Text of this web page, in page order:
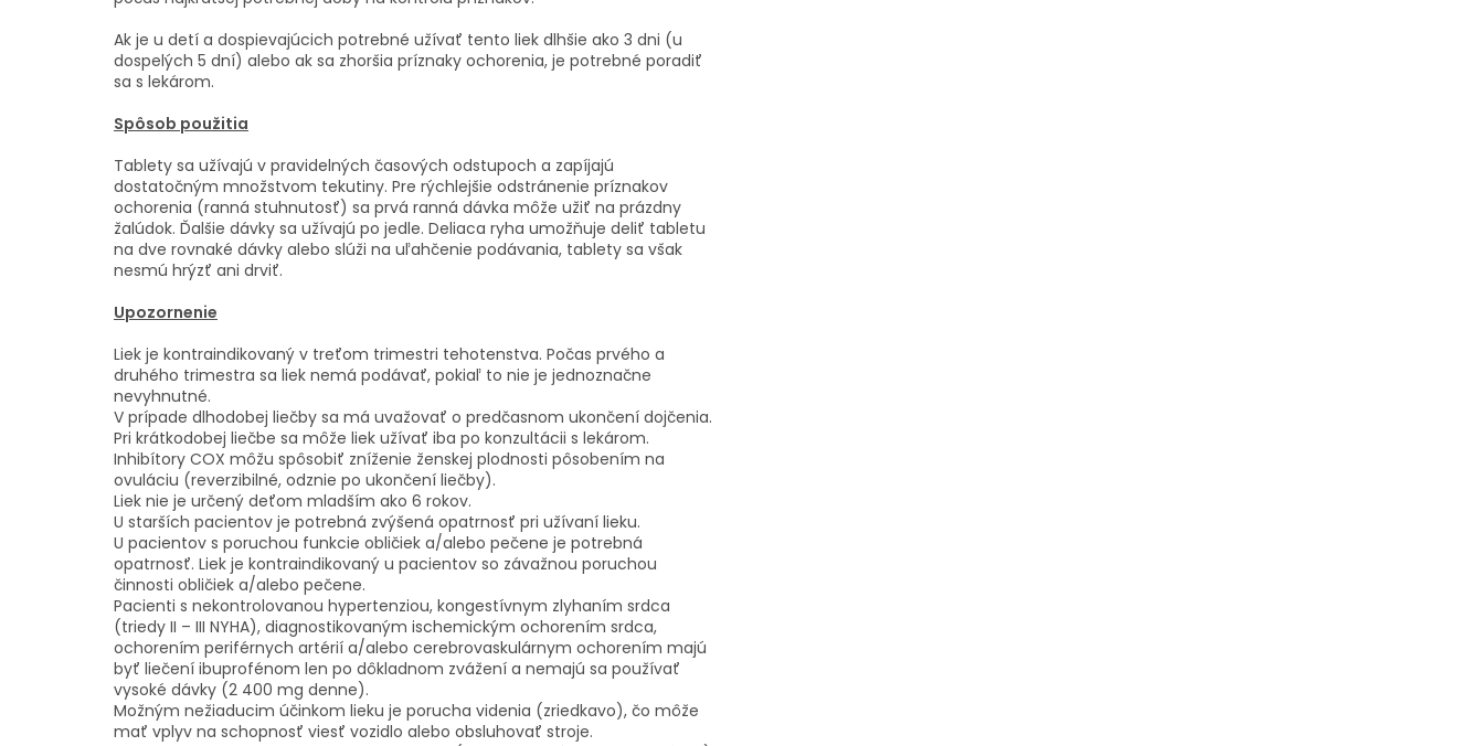
Ak je u detí a dospievajúcich potrebné užívať tento liek dlhšie ako 3 dni (u
dospelých 5 dní) alebo ak sa zhoršia príznaky ochorenia, je potrebné poradiť
sa s lekárom.
Spôsob použitia
Tablety sa užívajú v pravidelných časových odstupoch a zapíjajú
dostatočným množstvom tekutiny. Pre rýchlejšie odstránenie príznakov
ochorenia (ranná stuhnutosť) sa prvá ranná dávka môže užiť na prázdny
žalúdok. Ďalšie dávky sa užívajú po jedle. Deliaca ryha umožňuje deliť tabletu
na dve rovnaké dávky alebo slúži na uľahčenie podávania, tablety sa však
nesmú hrýzť ani drviť.
Upozornenie
Liek je kontraindikovaný v treťom trimestri tehotenstva. Počas prvého a
druhého trimestra sa liek nemá podávať, pokiaľ to nie je jednoznačne
nevyhnutné.
V prípade dlhodobej liečby sa má uvažovať o predčasnom ukončení dojčenia.
Pri krátkodobej liečbe sa môže liek užívať iba po konzultácii s lekárom.
Inhibítory COX môžu spôsobiť zníženie ženskej plodnosti pôsobením na
ovuláciu (reverzibilné, odznie po ukončení liečby).
Liek nie je určený deťom mladším ako 6 rokov.
U starších pacientov je potrebná zvýšená opatrnosť pri užívaní lieku.
U pacientov s poruchou funkcie obličiek a/alebo pečene je potrebná
opatrnosť. Liek je kontraindikovaný u pacientov so závažnou poruchou
činnosti obličiek a/alebo pečene.
Pacienti s nekontrolovanou hypertenziou, kongestívnym zlyhaním srdca
(triedy II – III NYHA), diagnostikovaným ischemickým ochorením srdca,
ochorením periférnych artérií a/alebo cerebrovaskulárnym ochorením majú
byť liečení ibuprofénom len po dôkladnom zvážení a nemajú sa používať
vysoké dávky (2 400 mg denne).
Možným nežiaducim účinkom lieku je porucha videnia (zriedkavo), čo môže
mať vplyv na schopnosť viesť vozidlo alebo obsluhovať stroje.